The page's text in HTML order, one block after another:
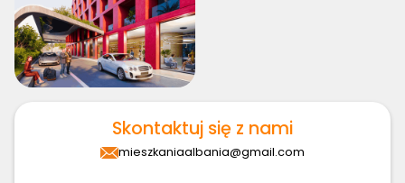
Skontaktuj się z nami
mieszkaniaalbania@gmail.com